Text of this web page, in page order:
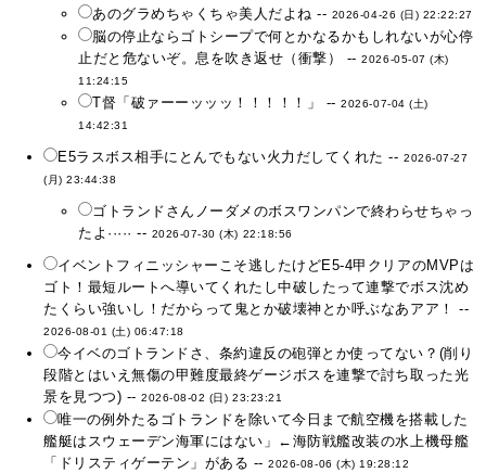
あのグラめちゃくちゃ美人だよね -- 2026-04-26 (日) 22:22:27
脳の停止ならゴトシープで何とかなるかもしれないが心停
止だと危ないぞ。息を吹き返せ（衝撃） --2026-05-07 (木)
11:24:15
T督「破ァーーッッッ！！！！！」 --2026-07-04 (土)
14:42:31
E5ラスボス相手にとんでもない火力だしてくれた --2026-07-27
(月) 23:44:38
ゴトランドさんノーダメのボスワンパンで終わらせちゃっ
たよ····· -- 2026-07-30 (木) 22:18:56
イベントフィニッシャーこそ逃したけどE5-4甲クリアのMVPは
ゴト！最短ルートへ導いてくれたし中破したって連撃でボス沈め
たくらい強いし！だからって鬼とか破壊神とか呼ぶなあアア！ --
2026-08-01 (土) 06:47:18
今イベのゴトランドさ、条約違反の砲弾とか使ってない？(削り
段階とはいえ無傷の甲難度最終ゲージボスを連撃で討ち取った光
景を見つつ) --2026-08-02 (日) 23:23:21
唯一の例外たるゴトランドを除いて今日まで航空機を搭載した
艦艇はスウェーデン海軍にはない」←海防戦艦改装の水上機母艦
「ドリスティゲーテン」がある --2026-08-06 (木) 19:28:12